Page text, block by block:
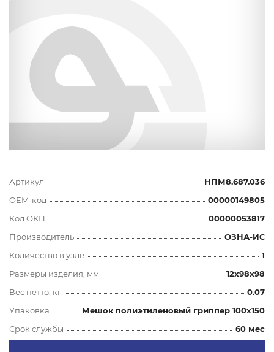
Артикул
НПМ8.687.036
OEM-код
00000149805
Код ОКП
00000053817
Производитель
ОЗНА-ИС
Количество в узле
1
Размеры изделия, мм
12x98x98
Вес нетто, кг
0.07
Упаковка
Мешок полиэтиленовый гриппер 100х150
Срок службы
60 мес